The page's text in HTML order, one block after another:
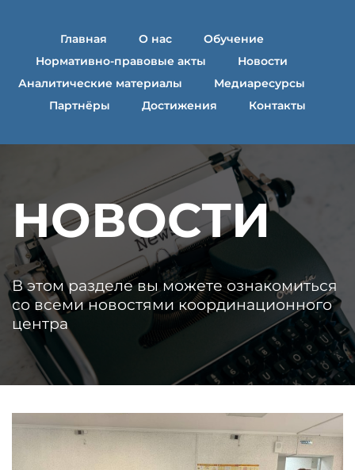
Главная О нас
Обучение
Нормативно-правовые акты
Новости
Аналитические материалы
Медиаресурсы
Партнёры
Достижения Контакты
НОВОСТИ
В этом разделе вы можете ознакомиться
со всеми новостями координационного
центра